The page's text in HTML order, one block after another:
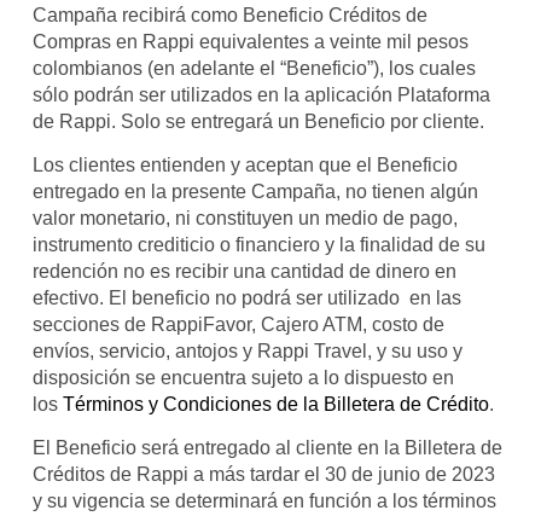
Campaña recibirá como Beneficio Créditos de
Compras en Rappi equivalentes a veinte mil pesos
colombianos (en adelante el “Beneficio”), los cuales
sólo podrán ser utilizados en la aplicación Plataforma
de Rappi. Solo se entregará un Beneficio por cliente.
Los clientes entienden y aceptan que el Beneficio
entregado en la presente Campaña, no tienen algún
valor monetario, ni constituyen un medio de pago,
instrumento crediticio o financiero y la finalidad de su
redención no es recibir una cantidad de dinero en
efectivo. El beneficio no podrá ser utilizado en las
secciones de RappiFavor, Cajero ATM, costo de
envíos, servicio, antojos y Rappi Travel, y su uso y
disposición se encuentra sujeto a lo dispuesto en
los Términos y Condiciones de la Billetera de Crédito.
El Beneficio será entregado al cliente en la Billetera de
Créditos de Rappi a más tardar el 30 de junio de 2023
y su vigencia se determinará en función a los términos